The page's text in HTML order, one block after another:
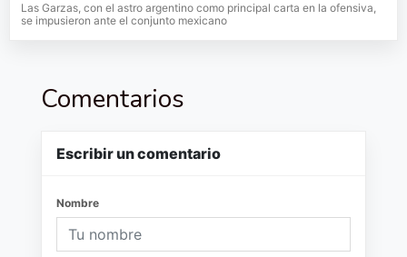
Las Garzas, con el astro argentino como principal carta en la ofensiva,
se impusieron ante el conjunto mexicano
Comentarios
Escribir un comentario
Nombre